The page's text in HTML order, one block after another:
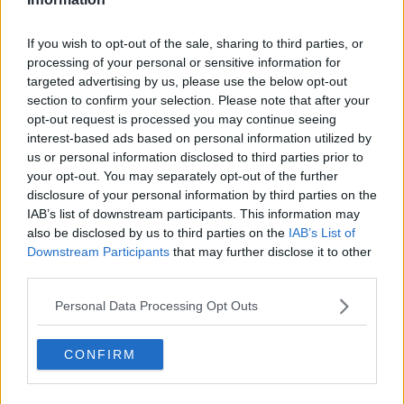
If you wish to opt-out of the sale, sharing to third parties, or
processing of your personal or sensitive information for
targeted advertising by us, please use the below opt-out
section to confirm your selection. Please note that after your
opt-out request is processed you may continue seeing
interest-based ads based on personal information utilized by
us or personal information disclosed to third parties prior to
your opt-out. You may separately opt-out of the further
disclosure of your personal information by third parties on the
IAB’s list of downstream participants. This information may
also be disclosed by us to third parties on the IAB’s List of
Downstream Participants that may further disclose it to other
Personal Data Processing Opt Outs
CONFIRM
reciproca e forse perché, dall’amico più anziano, riceve sovente
Destino,che la sa lunga (come vedremo nel terzo libro),
riserverà a Franco una blanda funzione di psicopompo, un Virgilio
montanaro che accompagnerà Tommaso nelle burrascose vicende.
Tutto comincia nel solstizio d’inverno del 2007, con Tommaso che
serve la cena agli ospiti nel rifugio:
Era rimasto colpito da una di loro, una tipa piuttosto riservata, che
appariva a suo agio più nell’ascoltare che nel parlare. Il volto
tratteggiato da linee decise e un po’ spigolose, col trucco appena
accennato, esponeva una bellezza schietta, non sdolcinata. Gli
occhi, di un bel verde scuro, non erano a disagio nel confronto
diretto e sostenevano lo sguardo con sicurezza, ma senza
Una donna piuttosto carina e molto particolare, troppo particolare
per Tommaso che da anni non provava più una vera attrazione, se
non sul piano strettamente fisico; non aveva ancora accettato quel
vuoto accanto ...
Distratto dall’osservazione, non si era accorto che: